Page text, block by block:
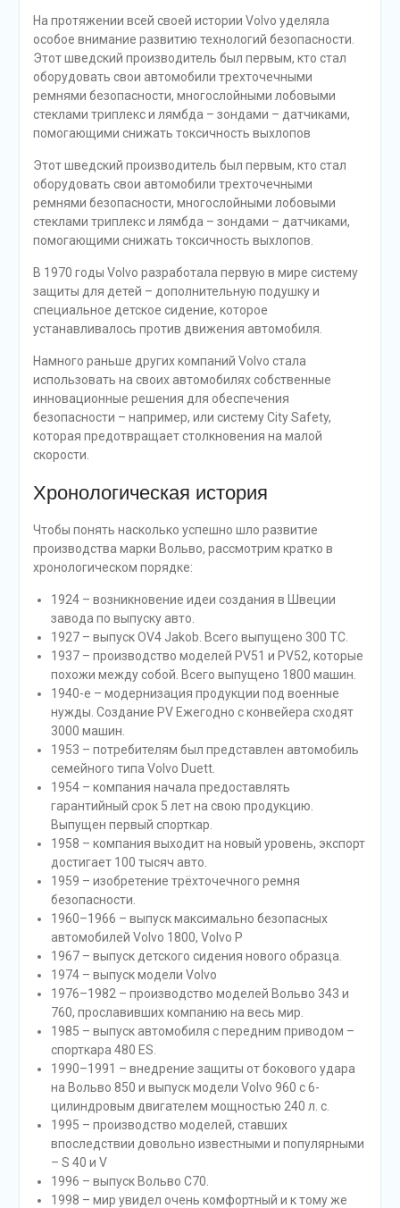
На протяжении всей своей истории Volvo уделяла
особое внимание развитию технологий безопасности.
Этот шведский производитель был первым, кто стал
оборудовать свои автомобили трехточечными
ремнями безопасности, многослойными лобовыми
стеклами триплекс и лямбда – зондами – датчиками,
помогающими снижать токсичность выхлопов
Этот шведский производитель был первым, кто стал
оборудовать свои автомобили трехточечными
ремнями безопасности, многослойными лобовыми
стеклами триплекс и лямбда – зондами – датчиками,
помогающими снижать токсичность выхлопов.
В 1970 годы Volvo разработала первую в мире систему
защиты для детей – дополнительную подушку и
специальное детское сидение, которое
устанавливалось против движения автомобиля.
Намного раньше других компаний Volvо стала
использовать на своих автомобилях собственные
инновационные решения для обеспечения
безопасности – например, или систему City Safety,
которая предотвращает столкновения на малой
скорости.
Хронологическая история
Чтобы понять насколько успешно шло развитие
производства марки Вольво, рассмотрим кратко в
хронологическом порядке:
1924 – возникновение идеи создания в Швеции
завода по выпуску авто.
1927 – выпуск OV4 Jakob. Всего выпущено 300 ТС.
1937 – производство моделей PV51 и PV52, которые
похожи между собой. Всего выпущено 1800 машин.
1940-е – модернизация продукции под военные
нужды. Создание PV Ежегодно с конвейера сходят
3000 машин.
1953 – потребителям был представлен автомобиль
семейного типа Volvo Duett.
1954 – компания начала предоставлять
гарантийный срок 5 лет на свою продукцию.
Выпущен первый спорткар.
1958 – компания выходит на новый уровень, экспорт
достигает 100 тысяч авто.
1959 – изобретение трёхточечного ремня
безопасности.
1960–1966 – выпуск максимально безопасных
автомобилей Volvo 1800, Volvo P
1967 – выпуск детского сидения нового образца.
1974 – выпуск модели Volvo
1976–1982 – производство моделей Вольво 343 и
760, прославивших компанию на весь мир.
1985 – выпуск автомобиля с передним приводом –
спорткара 480 ES.
1990–1991 – внедрение защиты от бокового удара
на Вольво 850 и выпуск модели Volvo 960 с 6-
цилиндровым двигателем мощностью 240 л. с.
1995 – производство моделей, ставших
впоследствии довольно известными и популярными
– S 40 и V
1996 – выпуск Вольво С70.
1998 – мир увидел очень комфортный и к тому же